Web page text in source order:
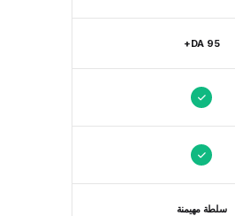
DA 95+
سلطة مهيمنة